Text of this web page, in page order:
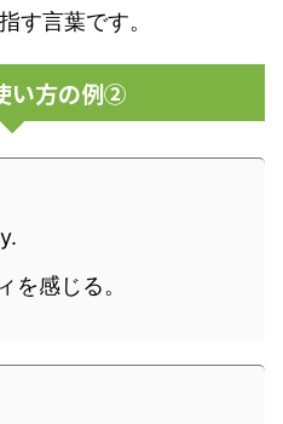
す言葉です。
い方の例②
を感じる。